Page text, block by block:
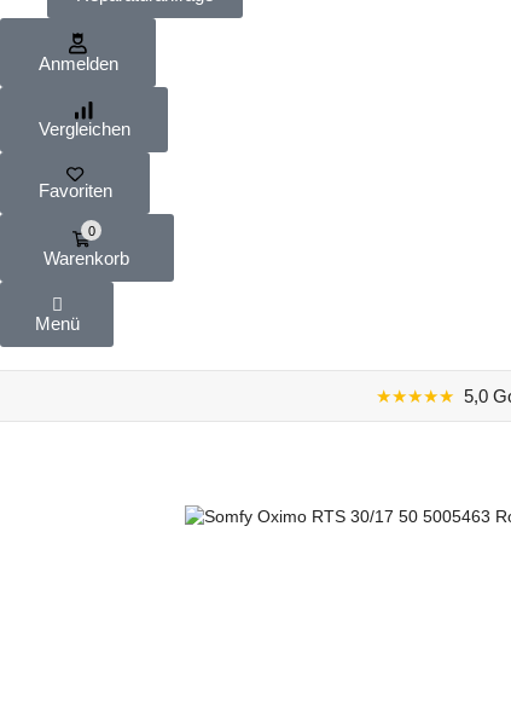
Anmelden
Vergleichen
Favoriten
0
Warenkorb
Menü
★★★★★ 5,0